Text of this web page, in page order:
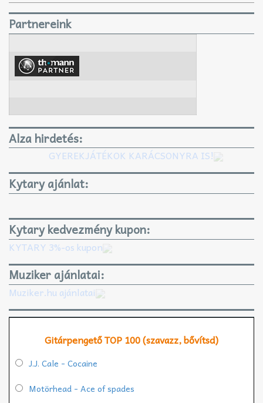
Partnereink
Alza hirdetés:
GYEREKJÁTÉKOK KARÁCSONYRA IS!
Kytary ajánlat:
Kytary kedvezmény kupon:
KYTARY 3%-os kupon
Muziker ajánlatai:
Muziker.hu ajánlatai
Gitárpengető TOP 100 (szavazz, bővítsd)
J.J. Cale - Cocaine
Motörhead - Ace of spades